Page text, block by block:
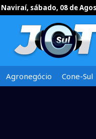
Naviraí, sábado, 08 de
Agronegócio Cone-Sul